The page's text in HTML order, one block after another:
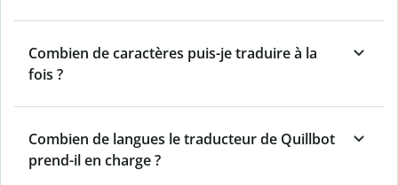
Combien de caractères puis-je traduire à la
fois ?
Combien de langues le traducteur de Quillbot
prend-il en charge ?